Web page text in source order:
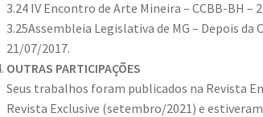
3.24 IV Encontro de Arte Mineira – CCBB-BH –
3.25Assembleia Legislativa de MG – Depois da
21/07/2017.
OUTRAS PARTICIPAÇÕES
Seus trabalhos foram publicados na Revista
Revista Exclusive (setembro/2021) e